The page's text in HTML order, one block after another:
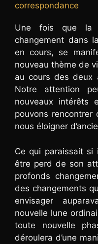
correspondance
Une fois que la
changement dans
en cours, se
nouveau thème de
au cours des deux
Notre attention
nouveaux intérêts
pouvons rencontrer
nous éloigner
Ce qui paraissait
être perd de son
profonds
des changements
envisager
nouvelle lune
toute nouvelle
déroulera d’une